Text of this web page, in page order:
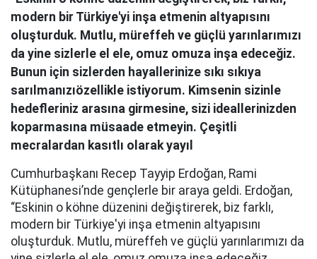
modern bir Türkiye'yi inşa etmenin altyapısını
oluşturduk. Mutlu, müreffeh ve güçlü yarınlarımızı
da yine sizlerle el ele, omuz omuza inşa edeceğiz.
Bunun için sizlerden hayallerinize sıkı sıkıya
sarılmanızıözellikle istiyorum. Kimsenin sizinle
hedefleriniz arasına girmesine, sizi ideallerinizden
koparmasına müsaade etmeyin. Çeşitli
mecralardan kasıtlı olarak yayıl
Cumhurbaşkanı Recep Tayyip Erdoğan, Rami
Kütüphanesi’nde gençlerle bir araya geldi. Erdoğan,
“Eskinin o köhne düzenini değiştirerek, biz farklı,
modern bir Türkiye'yi inşa etmenin altyapısını
oluşturduk. Mutlu, müreffeh ve güçlü yarınlarımızı da